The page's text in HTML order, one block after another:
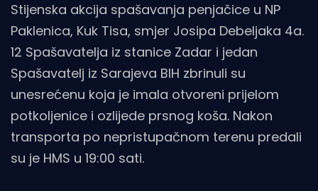
Stijenska akcija spašavanja penjačice u NP
Paklenica, Kuk Tisa, smjer Josipa Debeljaka 4a.
12 Spašavatelja iz stanice Zadar i jedan
Spašavatelj iz Sarajeva BIH zbrinuli su
unesrećenu koja je imala otvoreni prijelom
potkoljenice i ozlijede prsnog koša. Nakon
transporta po nepristupačnom terenu predali
su je HMS u 19:00 sati.